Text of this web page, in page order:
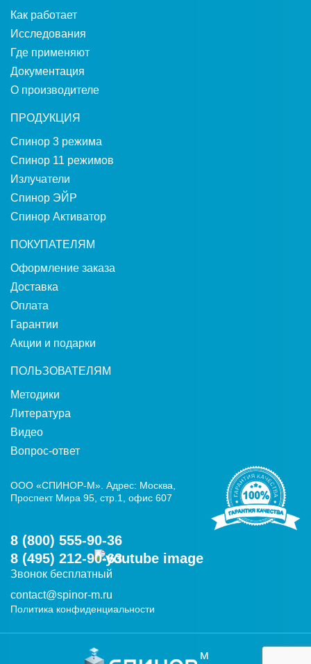
Как работает
Исследования
Где применяют
Документация
О производителе
ПРОДУКЦИЯ
Спинор 3 режима
Спинор 11 режимов
Излучатели
Спинор ЭЙР
Спинор Активатор
ПОКУПАТЕЛЯМ
Оформление заказа
Доставка
Оплата
Гарантии
Акции и подарки
ПОЛЬЗОВАТЕЛЯМ
Методики
Литература
Видео
Вопрос-ответ
ООО «СПИНОР-М». Адрес: Москва,
Проспект Мира 95, стр.1, офис 607
8 (800) 555-90-36
8 (495) 212-90-63
Звонок бесплатный
contact@spinor-m.ru
Политика конфиденциальности